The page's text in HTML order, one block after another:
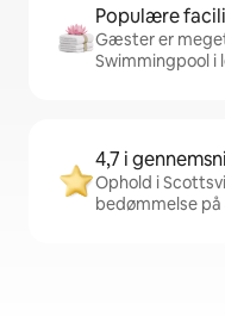
Populære
Gæster er
Swimmingpool i
4,7 i
Ophold i
bedømmelse